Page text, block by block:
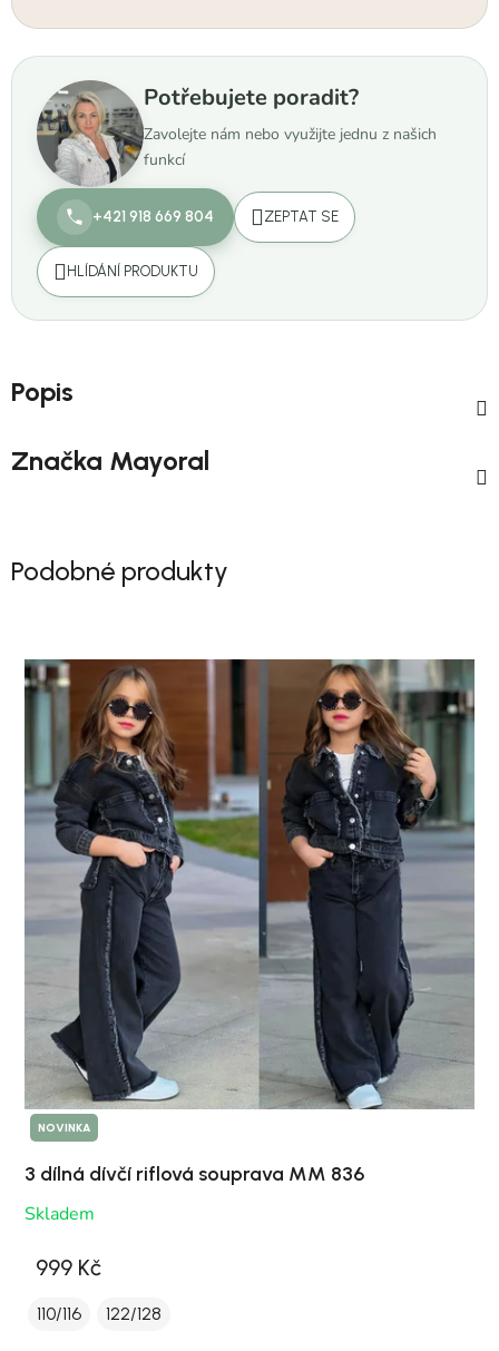
Potřebujete poradit?
Zavolejte nám nebo využijte jednu z našich
funkcí
+421 918 669 804 ZEPTAT SE
HLÍDÁNÍ PRODUKTU
Popis
Značka Mayoral
Podobné produkty
NOVINKA
3 dílná dívčí riflová souprava MM 836
Skladem
999 Kč
110/116 122/128